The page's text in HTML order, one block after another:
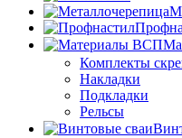
Комплекты
Накладки
Подкладки
Рельсы